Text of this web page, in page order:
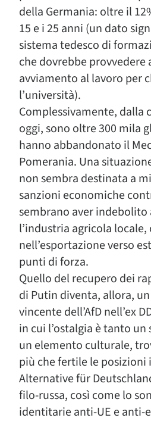
della Germania: oltre il
15 e i 25 anni (un dato
sistema tedesco di
che dovrebbe provvedere
avviamento al lavoro per
l’università).
Complessivamente, dalla
oggi, sono oltre 300 mila
hanno abbandonato il
Pomerania. Una
non sembra destinata a
sanzioni economiche
sembrano aver indebolito
l’industria agricola locale,
nell’esportazione verso
punti di forza.
Quello del recupero dei
di Putin diventa, allora,
vincente dell’AfD nell’ex
in cui l’ostalgia è tanto
un elemento culturale,
più che fertile le posizioni
Alternative für
filo-russa, così come lo
identitarie anti-UE e anti-